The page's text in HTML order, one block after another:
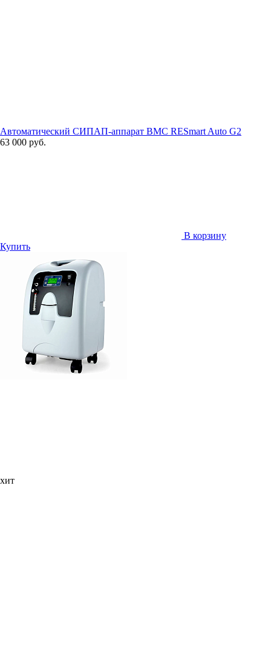
Автоматический СИПАП-аппарат BMC RESmart Auto G2
63 000 руб.
В корзину
Купить
хит